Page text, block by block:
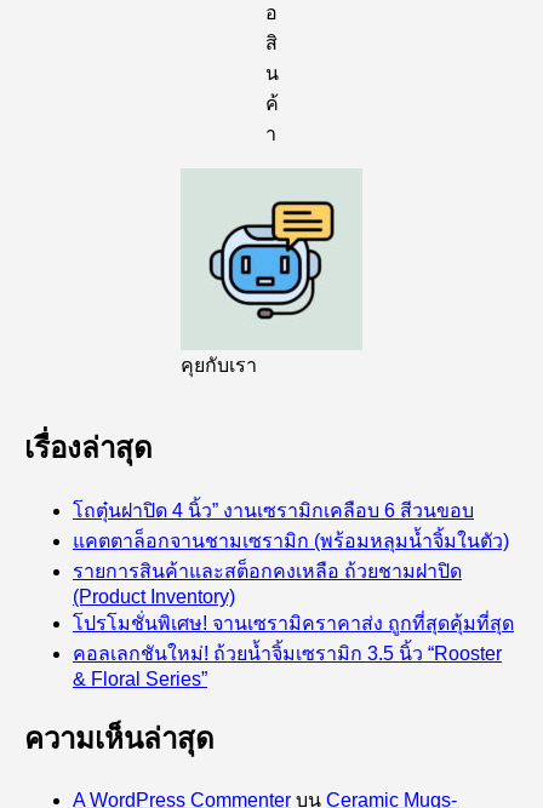
อ
สิ
น
ค้
า
คุยกับเรา
เรื่องล่าสุด
โถตุ๋นฝาปิด 4 นิ้ว” งานเซรามิกเคลือบ 6 สีวนขอบ
แคตตาล็อกจานชามเซรามิก (พร้อมหลุมน้ำจิ้มในตัว)
รายการสินค้าและสต็อกคงเหลือ ถ้วยชามฝาปิด
(Product Inventory)
โปรโมชั่นพิเศษ! จานเซรามิคราคาส่ง ถูกที่สุดคุ้มที่สุด
คอลเลกชันใหม่! ถ้วยน้ำจิ้มเซรามิก 3.5 นิ้ว “Rooster
& Floral Series”
ความเห็นล่าสุด
A WordPress Commenter บน Ceramic Mugs-